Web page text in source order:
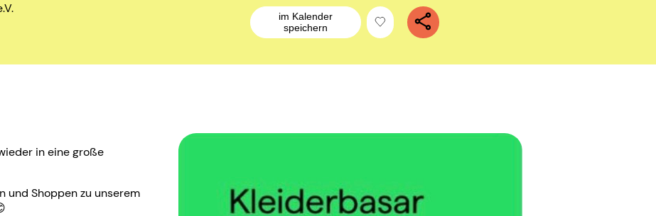
im Kalender
speichern
in eine große
und Shoppen zu unserem